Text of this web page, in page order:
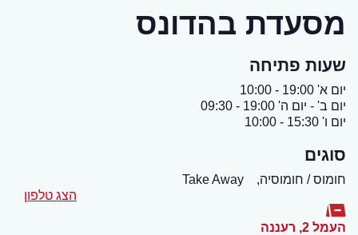
מסעדת בהדונס
שעות פתיחה
יום א' 19:00 - 10:00
יום ב' - יום ה' 19:00 - 09:30
יום ו' 15:30 - 10:00
סוגים
חומוס / חומוסיה,
Take Away
הצג טלפון
העמל 2 , רעננה